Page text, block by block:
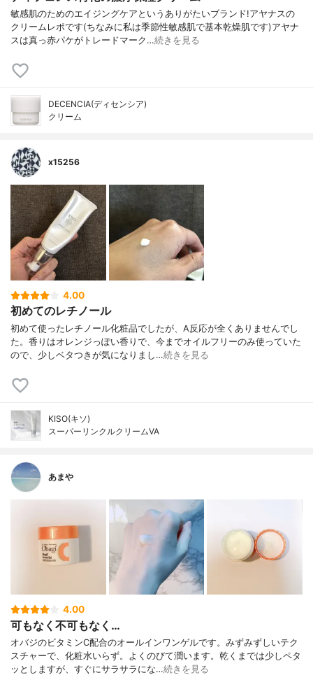
敏感肌のためのエイジングケアというありがたいブランド!アヤナスの
クリームレポです(ちなみに私は季節性敏感肌で基本乾燥肌です)アヤナ
スは真っ赤パケがトレードマーク…続きを見る
DECENCIA(ディセンシア)
クリーム
x15256
4.00
初めてのレチノール
初めて使ったレチノール化粧品でしたが、A反応が全くありませんでし
た。香りはオレンジっぽい香りで、今までオイルフリーのみ使っていた
ので、少しベタつきが気になりまし…続きを見る
KISO(キソ)
スーパーリンクルクリームVA
あまや
4.00
可もなく不可もなく…
オバジのビタミンC配合のオールインワンゲルです。みずみずしいテク
スチャーで、化粧水いらず。よくのびて潤います。乾くまでは少しペタ
ッとしますが、すぐにサラサラにな…続きを見る